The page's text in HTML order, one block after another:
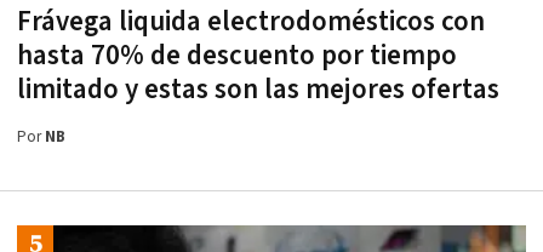
Frávega liquida electrodomésticos con
hasta 70% de descuento por tiempo
limitado y estas son las mejores ofertas
PorNB